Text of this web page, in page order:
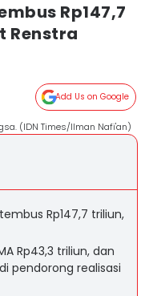
Rp147,7
Renstra
Add Us on Google
(IDN Times/Ilman Nafi'an)
Rp147,7 triliun,
Rp43,3 triliun, dan
pendorong realisasi